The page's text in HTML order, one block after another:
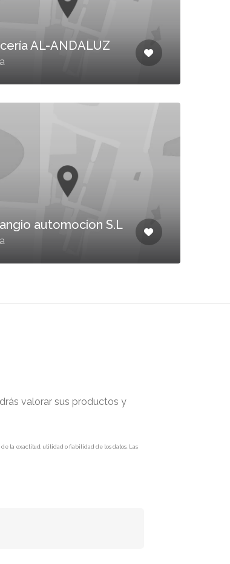
AL-ANDALUZ
automocion S.L
valorar sus productos y
la exactitud, utilidad o fiabilidad de los datos. Las